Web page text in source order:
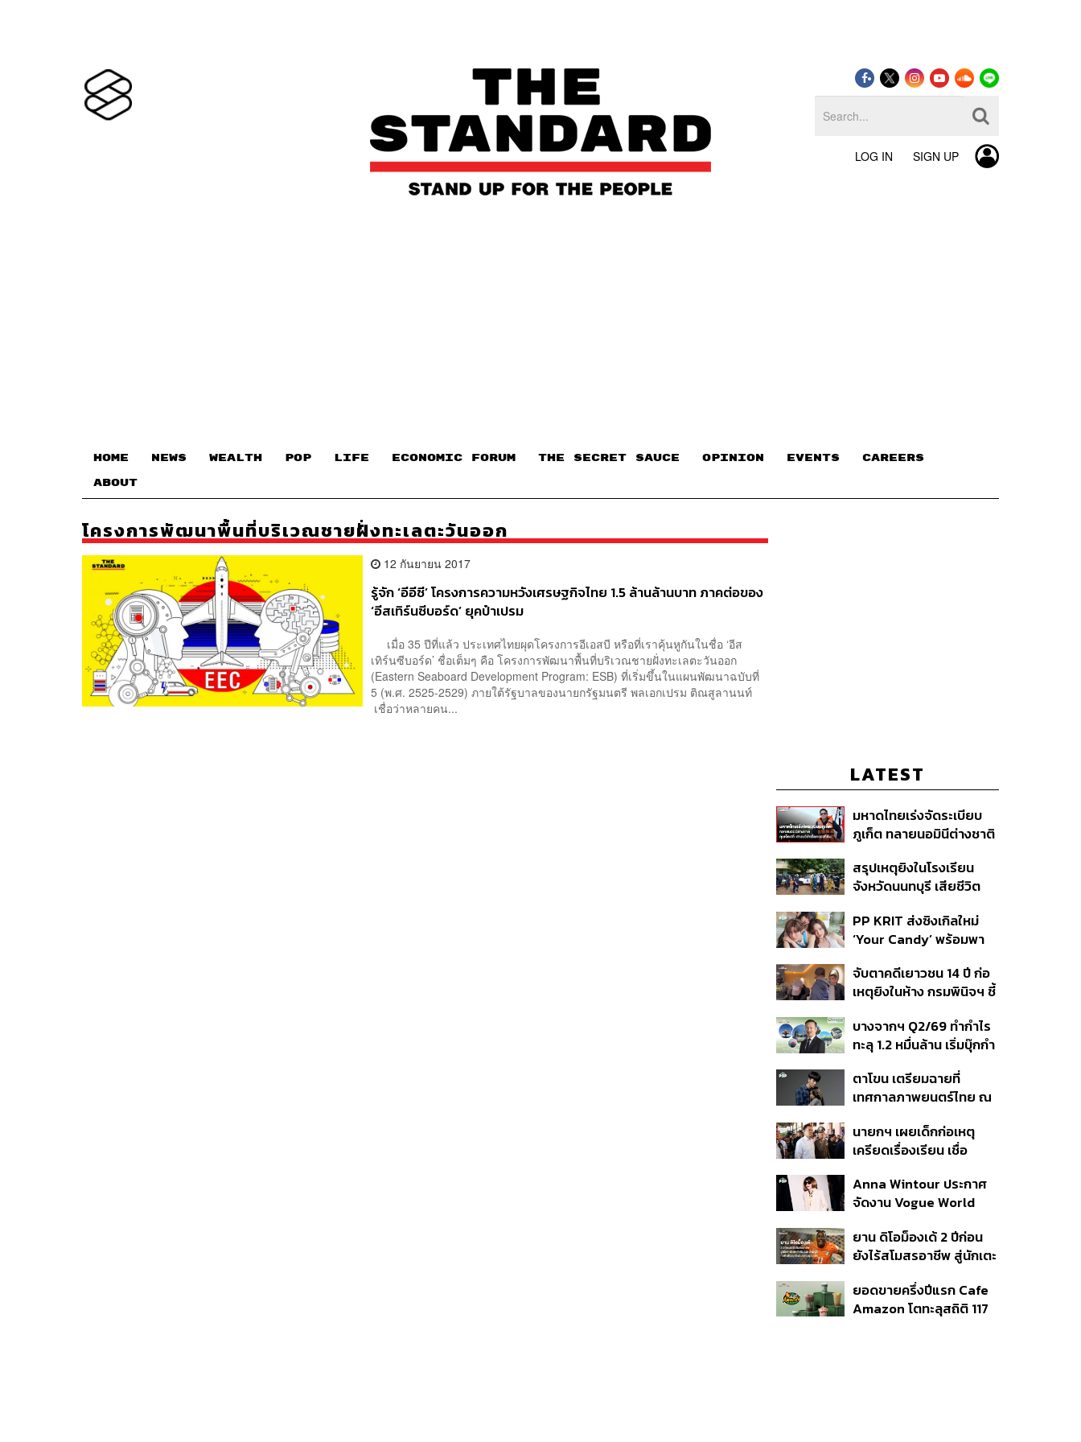
LOG IN SIGN UP
HOME NEWS WEALTH POP LIFE ECONOMIC FORUM THE SECRET SAUCE​ OPINION EVENTS CAREERS
ABOUT
โครงการพัฒนาพื้นที่บริเวณชายฝั่งทะเลตะวันออก
12 กันยายน 2017
รู้จัก ‘อีอีซี’ โครงการความหวังเศรษฐกิจไทย 1.5 ล้านล้านบาท ภาคต่อของ
‘อีสเทิร์นซีบอร์ด’ ยุคป๋าเปรม
เมื่อ 35 ปีที่แล้ว ประเทศไทยผุดโครงการอีเอสบี หรือที่เราคุ้นหูกันในชื่อ ‘อีส
เทิร์นซีบอร์ด’ ชื่อเต็มๆ คือ โครงการพัฒนาพื้นที่บริเวณชายฝั่งทะเลตะวันออก
(Eastern Seaboard Development Program: ESB) ที่เริ่มขึ้นในแผนพัฒนาฉบับที่
5 (พ.ศ. 2525-2529) ภายใต้รัฐบาลของนายกรัฐมนตรี พลเอกเปรม ติณสูลานนท์
เชื่อว่าหลายคน...
LATEST
มหาดไทยเร่งจัดระเบียบ
ภูเก็ต ทลายนอมินีต่างชาติ
ที่ดิน เคลียร์ใบอนุญาต
โรงแรมค้าง 7 ปี
สรุปเหตุยิงในโรงเรียน
จังหวัดนนทบุรี เสียชีวิต
ปมค้นประวัติคดีกราดยิงที่
สหรัฐฯ
PP KRIT ส่งซิงเกิลใหม่
‘Your Candy’ พร้อมพา
สิกวิดีโอ
จับตาคดีเยาวชน 14 ปี ก่อ
เหตุยิงในห้าง กรมพินิจฯ ชี้
เนื่อง ประเมินปล่อยตัว
บางจากฯ Q2/69 ทำกำไร
ทะลุ 1.2 หมื่นล้าน เริ่มบุ๊กกำ
แรก หนุนรายได้ครึ่งปีทะลุ
3.2 แสนล้าน
ตาโขน เตรียมฉายที่
เทศกาลภาพยนตร์ไทย ณ
นายกฯ เผยเด็กก่อเหตุ
เครียดเรื่องเรียน เชื่อ
กระสุนอีกกว่า 30 นัด หาก
ไม่จบชีวิตตัวเองอาจสูญ
Anna Wintour ประกาศ
จัดงาน Vogue World
ยาน ดิโอม็องเด้ 2 ปีก่อน
ยังไร้สโมสรอาชีพ สู่นักเตะ
สัญญาถึงน้องสาวผู้ล่วง
ลับ
ยอดขายครึ่งปีแรก Cafe
Amazon โตทะลุสถิติ 117